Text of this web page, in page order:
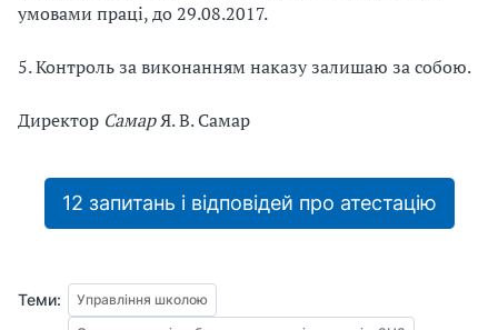
умовами праці, до 29.08.2017.
5. Контроль за виконанням наказу залишаю за собою.
Директор СамарЯ. В. Самар
12 запитань і відповідей про атестацію
Теми:
Управління школою